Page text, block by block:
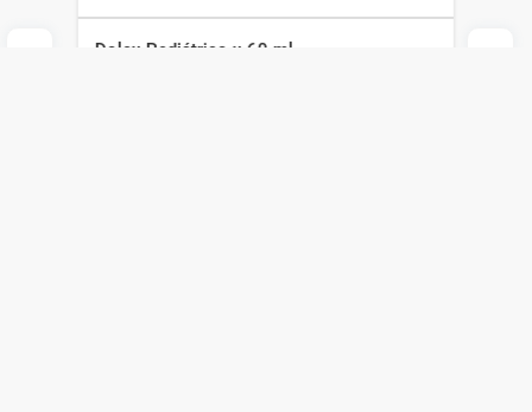
Dolex Pediátrico x 60 ml